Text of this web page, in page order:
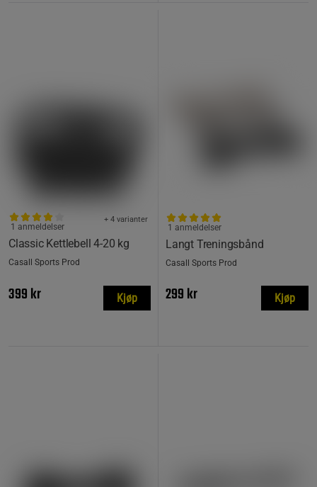
Classic Kettlebell 4-20 kg
+ 4 varianter
1 anmeldelser
Casall Sports Prod
399 kr Kjøp
Langt Treningsbånd
1 anmeldelser
Casall Sports Prod
299 kr Kjøp